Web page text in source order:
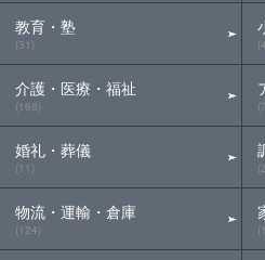
教育・塾
(31)
介護・医療・福祉
(168)
婚礼・葬儀
(11)
物流・運輸・倉庫
(124)